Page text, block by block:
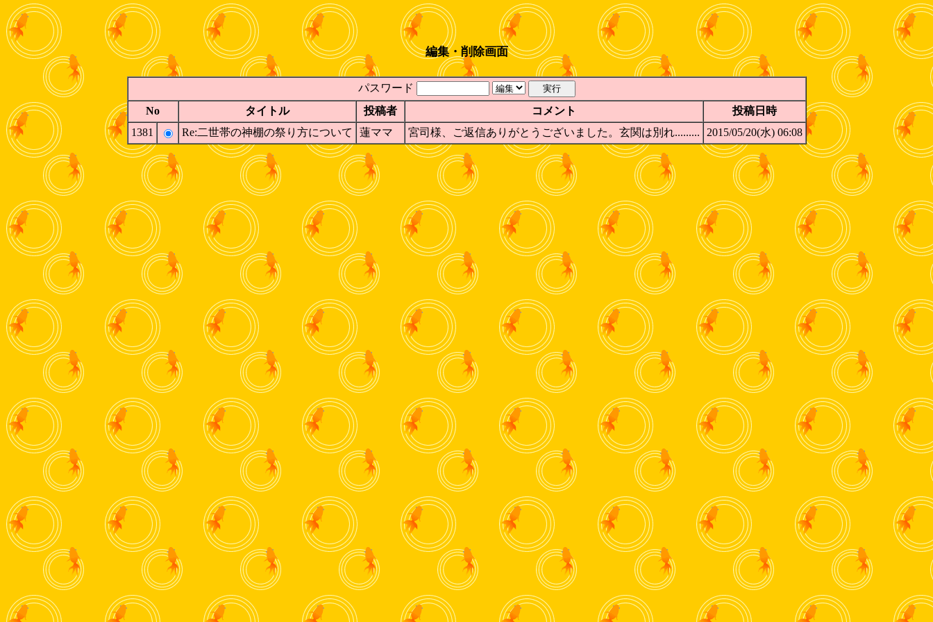
編集・削除画面
パスワード
No
タイトル 投稿者 コメント
投稿日時
1381
Re:二世帯の神棚の祭り方について 蓮ママ 宮司様、ご返信ありがとうございました。玄関は別れ......... 2015/05/20(水) 06:08